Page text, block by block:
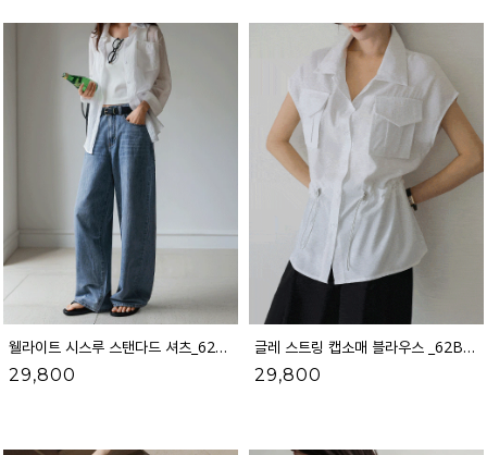
웰라이트 시스루 스탠다드 셔츠_62SH2559
29,800
글레 스트링 캡소매 블라우스 _62BL2089
29,800